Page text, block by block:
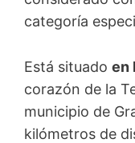
categoría
Está situado en
corazón de la
municipio de
kilómetros de